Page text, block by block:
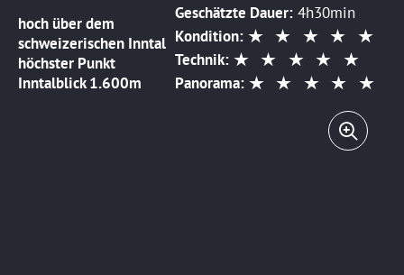
hoch über dem
schweizerischen Inntal
höchster Punkt
Inntalblick 1.600m
Geschätzte Dauer:4h30min
Kondition:
Technik:
Panorama: